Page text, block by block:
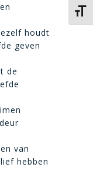
houdt
geven
de
van
hebben